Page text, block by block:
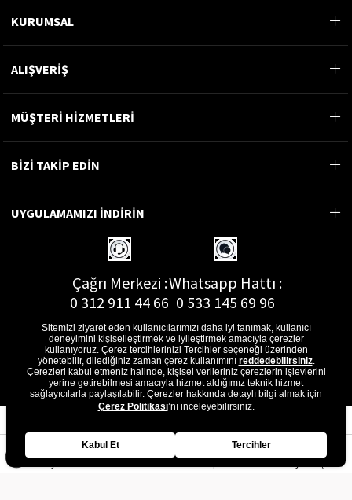
KURUMSAL
ALIŞVERİŞ
MÜŞTERİ HİZMETLERİ
BİZİ TAKİP EDİN
UYGULAMAMIZI İNDİRİN
Çağrı Merkezi :
0 312 911 44 66
Whatsapp Hattı :
0 533 145 69 96
E-Posta Adresi :
musterihizmetleri@gon.com.tr
Sitemizi ziyaret eden kullanıcılarımızı daha iyi tanımak, kullanıcı
deneyimini kişiselleştirmek ve iyileştirmek amacıyla çerezler
kullanıyoruz. Çerez tercihlerinizi Tercihler seçeneği üzerinden
yönetebilir, dilediğiniz zaman çerez kullanımını reddedebilirsiniz.
Çerezleri kabul etmeniz halinde, kişisel verileriniz çerezlerin işlevlerini
yerine getirebilmesi amacıyla hizmet aldığımız teknik hizmet
sağlayıcılarla paylaşılabilir. Çerezler hakkında detaylı bilgi almak için
Çerez Politikası’nı inceleyebilirsiniz.
Kabul Et Tercihler